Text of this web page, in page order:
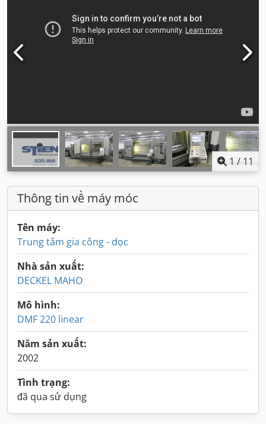
1 / 11
Thông tin về máy móc
Tên máy:
Trung tâm gia công - dọc
Nhà sản xuất:
DECKEL MAHO
Mô hình:
DMF 220 linear
Năm sản xuất:
2002
Tình trạng:
đã qua sử dụng